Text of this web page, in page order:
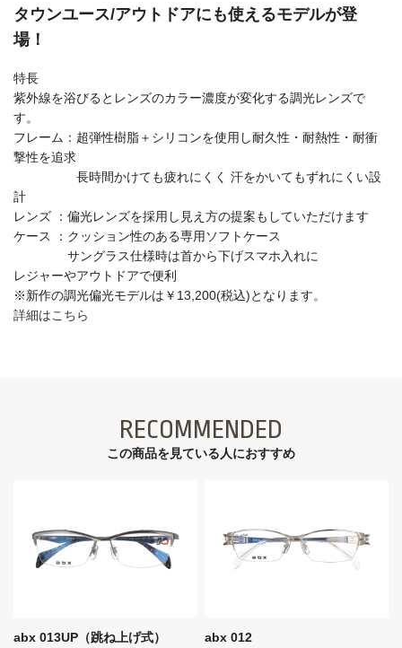
タウンユース/アウトドアにも使えるモデルが登
場！
特長
紫外線を浴びるとレンズのカラー濃度が変化する調光レンズで
す。
フレーム：超弾性樹脂＋シリコンを使用し耐久性・耐熱性・耐衝
撃性を追求
長時間かけても疲れにくく 汗をかいてもずれにくい設
計
レンズ ：偏光レンズを採用し見え方の提案もしていただけます
ケース ：クッション性のある専用ソフトケース
サングラス仕様時は首から下げスマホ入れに
レジャーやアウトドアで便利
※新作の調光偏光モデルは￥13,200(税込)となります。
詳細はこちら
RECOMMENDED
この商品を見ている⼈におすすめ
abx 013UP（跳ね上げ式） abx 012